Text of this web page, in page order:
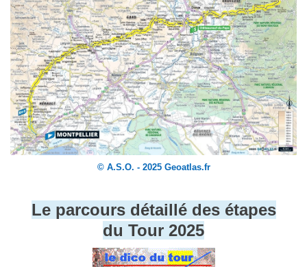
© A.S.O. - 2025 Geoatlas.fr
Le parcours détaillé des étapes
du Tour 2025